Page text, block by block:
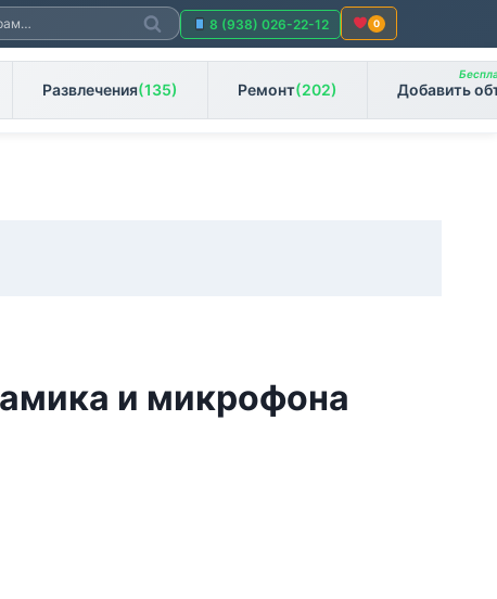
Поиск
8 (938) 026-22-12 0
Развлечения(135) Ремонт(202) Добавить
и микрофона